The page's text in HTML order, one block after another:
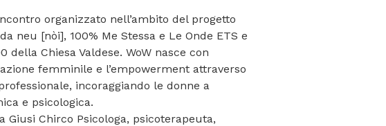
organizzato nell’ambito del progetto
neu [nòi], 100% Me Stessa e Le Onde ETS e
della Chiesa Valdese. WoW nasce con
femminile e l’empowerment attraverso
incoraggiando le donne a
e psicologica.
Chirco Psicologa, psicoterapeuta,